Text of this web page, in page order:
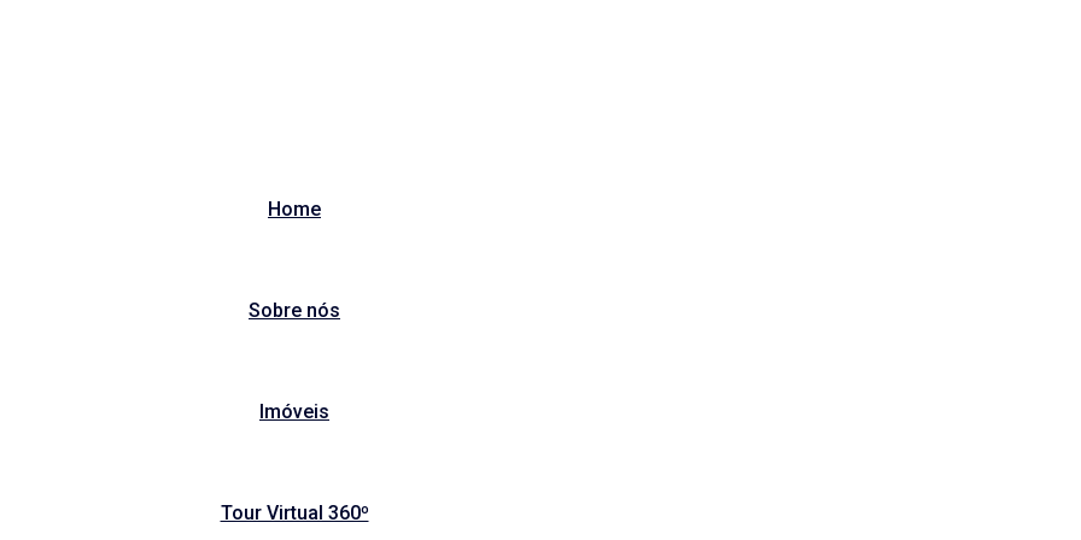
Home
Sobre nós
Imóveis
Tour Virtual 360º